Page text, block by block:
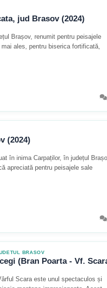
jud Brasov (2024)
Brașov, renumit pentru peisajele
ales, pentru biserica fortificată,
(2024)
în inima Carpaților, în județul
apreciată pentru peisajele sale
BRASOV
(Bran Poarta - Vf.
Scara este unul spectaculos și